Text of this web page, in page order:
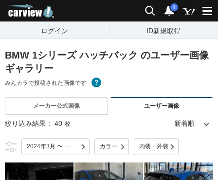
検索 通知
i
ログイン ID新規取得
BMW 1シリーズ ハッチバック のユーザー画像
ギャラリー
みんカラで投稿された画像です
メーカー公式画像 ユーザー画像
絞り込み結果： 40 枚
2024年3月 〜 一部改良 カラー 内装・外装